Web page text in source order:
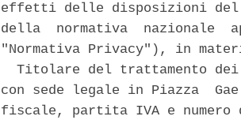
effetti delle disposizioni del
della  normativa  nazionale
"Normativa Privacy"), in
Titolare del trattamento
con sede legale in Piazza
fiscale, partita IVA e